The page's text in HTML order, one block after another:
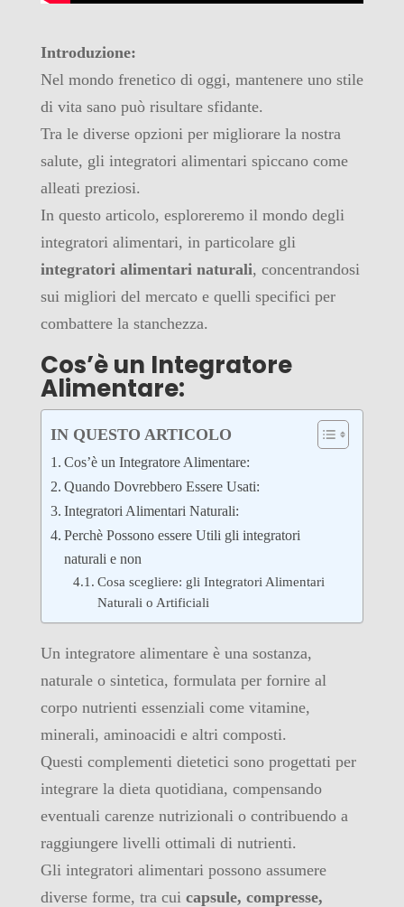
Introduzione:
Nel mondo frenetico di oggi, mantenere uno stile
di vita sano può risultare sfidante.
Tra le diverse opzioni per migliorare la nostra
salute, gli integratori alimentari spiccano come
alleati preziosi.
In questo articolo, esploreremo il mondo degli
integratori alimentari, in particolare gli
integratori alimentari naturali, concentrandosi
sui migliori del mercato e quelli specifici per
combattere la stanchezza.
Cos’è un Integratore
Alimentare:
IN QUESTO ARTICOLO
Cos’è un Integratore Alimentare:
Quando Dovrebbero Essere Usati:
Integratori Alimentari Naturali:
Perchè Possono essere Utili gli integratori
naturali e non
Cosa scegliere: gli Integratori Alimentari
Naturali o Artificiali
Un integratore alimentare è una sostanza,
naturale o sintetica, formulata per fornire al
corpo nutrienti essenziali come vitamine,
minerali, aminoacidi e altri composti.
Questi complementi dietetici sono progettati per
integrare la dieta quotidiana, compensando
eventuali carenze nutrizionali o contribuendo a
raggiungere livelli ottimali di nutrienti.
Gli integratori alimentari possono assumere
diverse forme, tra cui capsule, compresse,